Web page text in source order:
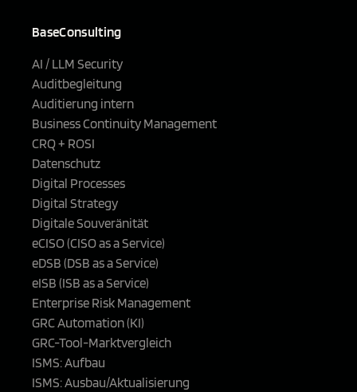
BaseConsulting
AI / LLM Security
Auditbegleitung
Auditierung intern
Business Continuity Management
CRQ + ROSI
Datenschutz
Digital Processes
Digital Strategy
Digitale Souveränität
eCISO (CISO as a Service)
eDSB (DSB as a Service)
eISB (ISB as a Service)
Enterprise Risk Management
GRC Automation (KI)
GRC-Tool-Marktvergleich
ISMS: Aufbau
ISMS: Ausbau/Aktualisierung